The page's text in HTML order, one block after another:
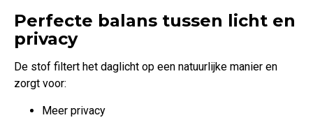
Perfecte balans tussen licht en
privacy
De stof filtert het daglicht op een natuurlijke manier en
zorgt voor:
Meer privacy